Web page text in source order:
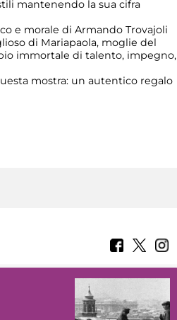
mantenendo la sua cifra
e morale di Armando Trovajoli
di Mariapaola, moglie del
immortale di talento, impegno,
mostra: un autentico regalo